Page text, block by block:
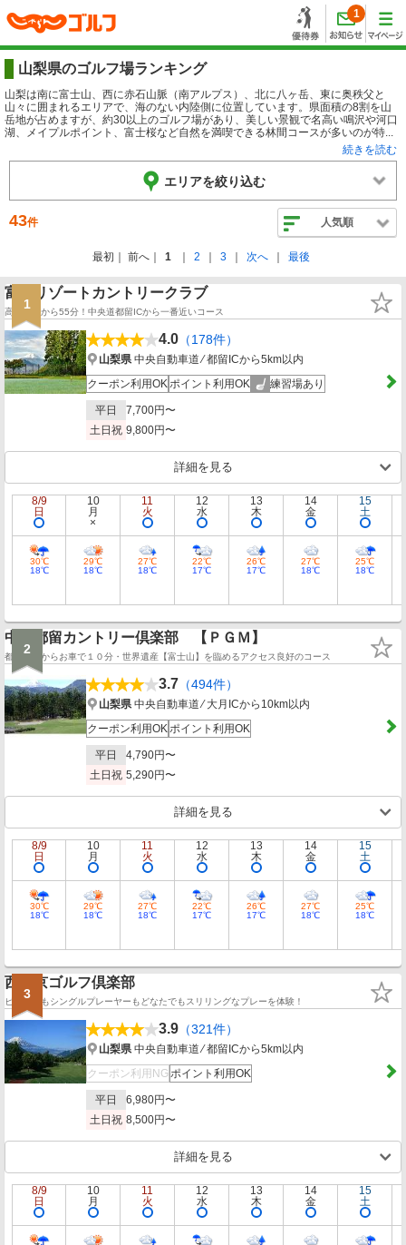
1
山梨県のゴルフ場ランキング
山梨は南に富士山、西に赤石山脈（南アルプス）、北に八ヶ岳、東に奥秩父と
山々に囲まれるエリアで、海のない内陸側に位置しています。県面積の8割を山
岳地が占めますが、約30以上のゴルフ場があり、美しい景観で名高い鳴沢や河口
湖、メイプルポイント、富士桜など自然を満喫できる林間コースが多いのが特...
続きを読む
エリアを絞り込む
43件 人気順
最初 前へ 1 2 3 次へ 最後
1
富士リゾートカントリークラブ
高井戸ICから55分！中央道都留ICから一番近いコース
4.0 （178件）
山梨県中央自動車道 ⁄ 都留ICから5km以内
クーポン利用OKポイント利用OK 練習場あり
平日
7,700円〜
土日祝 9,800円〜
詳細を見る
8/9
日
30℃
18℃
10
月
29℃
18℃
11
火
27℃
18℃
12
水
22℃
17℃
13
木
26℃
17℃
14
金
27℃
18℃
15
土
25℃
18℃
2
中央都留カントリー倶楽部 【ＰＧＭ】
都留ＩＣからお車で１０分・世界遺産【富士山】を臨めるアクセス良好のコース
3.7 （494件）
山梨県中央自動車道 ⁄ 大月ICから10km以内
クーポン利用OKポイント利用OK
平日
4,790円〜
土日祝 5,290円〜
詳細を見る
8/9
日
30℃
18℃
10
月
29℃
18℃
11
火
27℃
18℃
12
水
22℃
17℃
13
木
26℃
17℃
14
金
27℃
18℃
15
土
25℃
18℃
3
西東京ゴルフ倶楽部
ビギナーもシングルプレーヤーもどなたでもスリリングなプレーを体験！
3.9 （321件）
山梨県中央自動車道 ⁄ 都留ICから5km以内
クーポン利用NG ポイント利用OK
平日
6,980円〜
土日祝 8,500円〜
詳細を見る
8/9
日
10
月
11
火
12
水
13
木
14
金
15
土